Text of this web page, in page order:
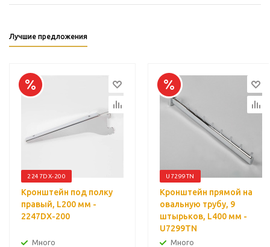
Лучшие предложения
2247DX-200
Кронштейн под полку
правый, L200 мм -
2247DX-200
Много
U7299TN
Кронштейн прямой на
овальную трубу, 9
штырьков, L400 мм -
U7299TN
Много